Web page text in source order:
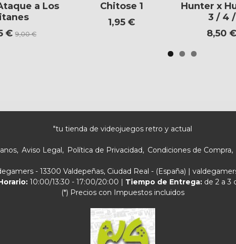
a Los
€9,00 €
Chitose 1
1,95 €
Hunter x
3 / 4
8,50 €
"tu tienda de videojuegos retro y actual
Aviso Legal Política de Privacidad Condiciones de Compra
- 13300 Valdepeñas, Ciudad Real - (España) |
10:00/13:30 - 17:00/20:00 | Tiempo de Entrega: de 2 a 3
(*) Precios con Impuestos incluidos